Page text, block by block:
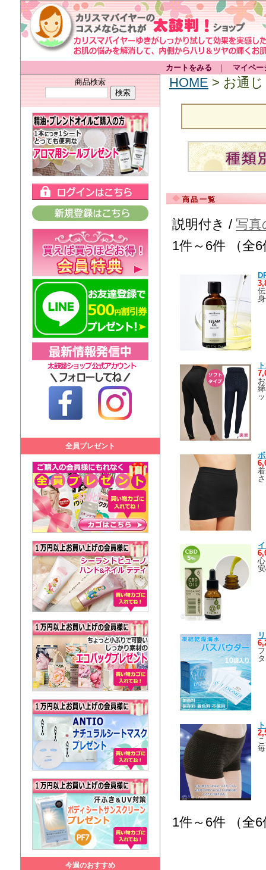
カートをみる ｜
マイペー
商品検索
全員プレゼント
今週のおすすめ
HOME > お通じ
商品一覧
説明付き / 写真
1件～6件 （全6
1件～6件 （全6